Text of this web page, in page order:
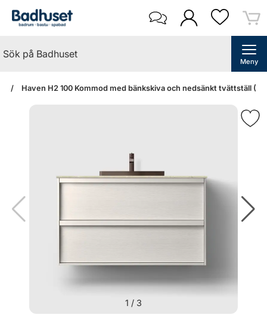
Meny
Haven H2 100 Kommod med bänkskiva och nedsänkt tvättställ
1 / 3